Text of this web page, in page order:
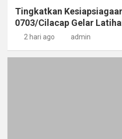
Tingkatkan
0703/Cilacap Gelar
2 hari ago admin